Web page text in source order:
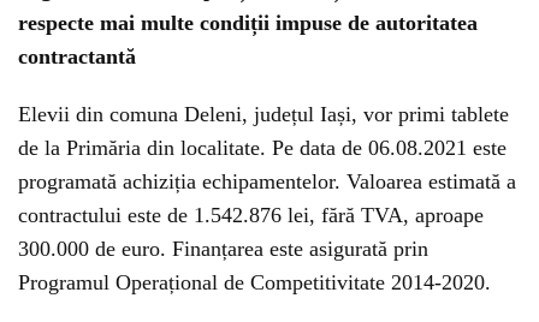
respecte mai multe condiții impuse de autoritatea
contractantă
Elevii din comuna Deleni, județul Iași, vor primi tablete
de la Primăria din localitate. Pe data de 06.08.2021 este
programată achiziția echipamentelor. Valoarea estimată a
contractului este de 1.542.876 lei, fără TVA, aproape
300.000 de euro. Finanțarea este asigurată prin
Programul Operațional de Competitivitate 2014-2020.